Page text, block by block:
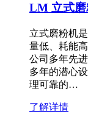
LM 立式磨
立式磨粉机
量低、耗能
公司多年先
多年的潜心
理可靠的…
了解详情